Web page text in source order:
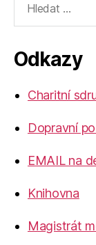
vyhledávání:
Odkazy
Charitní
Dopravní
EMAIL na
Knihovna
Magistrát